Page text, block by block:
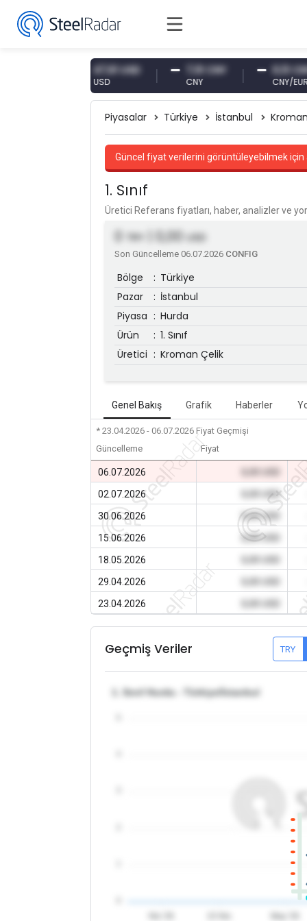
47,61 USD 7,10 CNY
CNY
0,13 CNY
CNY/EUR
Piyasalar Türkiye İstanbul
Güncel fiyat verilerini görüntüleyebilmek için
1. Sınıf
Üretici Referans fiyatları, haber, analizler ve
TRY | 0,00 USD
Son Güncelleme 06.07.2026 CONFIG
Bölge : Türkiye
Pazar
: İstanbul
Piyasa : Hurda
Ürün
: 1. Sınıf
Üretici : Kroman Çelik
Genel Bakış Grafik Haberler
* 23.04.2026 - 06.07.2026 Fiyat Geçmişi
Güncelleme
Fiyat
06.07.2026
02.07.2026
0,00 USD
30.06.2026
0,00 USD
15.06.2026
0,00 USD
18.05.2026
29.04.2026
23.04.2026
Geçmiş Veriler TRY
1. Sınıf Hurda - Türkiye/İstanbul